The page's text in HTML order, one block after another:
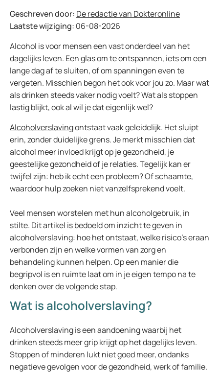
Geschreven door: De redactie van Dokteronline
Laatste wijziging: 06-08-2026
Alcohol is voor mensen een vast onderdeel van het
dagelijks leven. Een glas om te ontspannen, iets om een
lange dag af te sluiten, of om spanningen even te
vergeten. Misschien begon het ook voor jou zo. Maar wat
als drinken steeds vaker nodig voelt? Wat als stoppen
lastig blijkt, ook al wil je dat eigenlijk wel?
Alcoholverslavingontstaat vaak geleidelijk. Het sluipt
erin, zonder duidelijke grens. Je merkt misschien dat
alcohol meer invloed krijgt op je gezondheid, je
geestelijke gezondheid of je relaties. Tegelijk kan er
twijfel zijn: heb ik echt een probleem? Of schaamte,
waardoor hulp zoeken niet vanzelfsprekend voelt.
Veel mensen worstelen met hun alcoholgebruik, in
stilte. Dit artikel is bedoeld om inzicht te geven in
alcoholverslaving: hoe het ontstaat, welke risico’s eraan
verbonden zijn en welke vormen van zorg en
behandeling kunnen helpen. Op een manier die
begripvol is en ruimte laat om in je eigen tempo na te
denken over de volgende stap.
Wat is alcoholverslaving?
Alcoholverslaving is een aandoening waarbij het
drinken steeds meer grip krijgt op het dagelijks leven.
Stoppen of minderen lukt niet goed meer, ondanks
negatieve gevolgen voor de gezondheid, werk of familie.